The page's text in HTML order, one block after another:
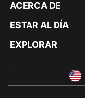
ACERCA DE
ESTAR AL DÍA
EXPLORAR